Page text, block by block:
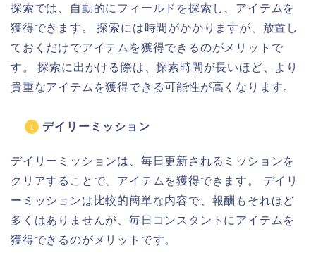
探索では、自動的にフィールドを探索し、アイテムを
獲得できます。 探索には時間がかかりますが、放置し
ておくだけでアイテムを獲得できるのがメリットで
す。 探索に出かける際は、探索時間が長いほど、より
貴重なアイテムを獲得できる可能性が高くなります。
デイリーミッション
デイリーミッションは、毎日更新されるミッションを
クリアすることで、アイテムを獲得できます。 デイリ
ーミッションは比較的簡単な内容で、報酬もそれほど
多くはありませんが、毎日コンスタントにアイテムを
獲得できるのがメリットです。